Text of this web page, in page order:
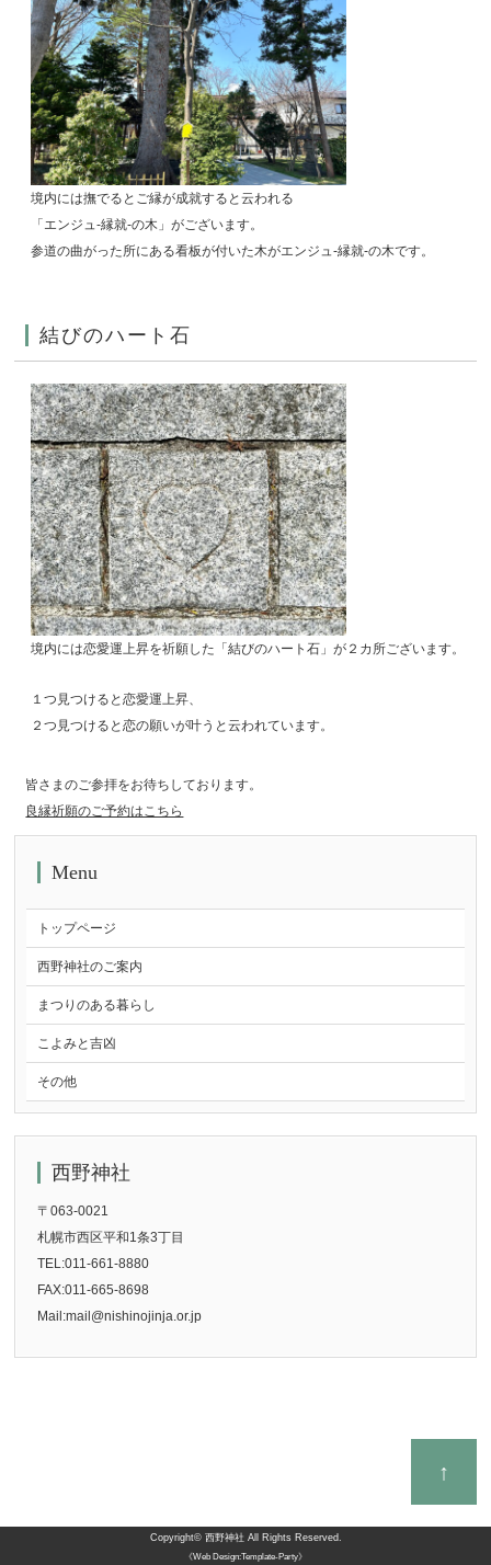
境内には撫でるとご縁が成就すると云われる
「エンジュ-縁就-の木」がございます。
参道の曲がった所にある看板が付いた木がエンジュ-縁就-の木です。
結びのハート石
境内には恋愛運上昇を祈願した「結びのハート石」が ２カ所ございます。
１つ見つけると恋愛運上昇、
２つ見つけると恋の願いが叶うと云われています。
皆さまのご参拝をお待ちしております。
良縁祈願のご予約はこちら
Menu
トップページ
西野神社のご案内
まつりのある暮らし
こよみと吉凶
その他
西野神社
〒063-0021
札幌市西区平和1条3丁目
TEL:011-661-8880
FAX:011-665-8698
Mail:mail@nishinojinja.or.jp
↑
Copyright© 西野神社 All Rights Reserved.
《Web Design:Template-Party》